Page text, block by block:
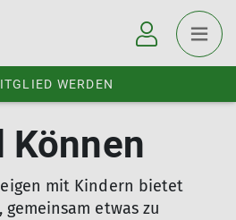
WERDEN
Können
mit Kindern bietet
etwas zu